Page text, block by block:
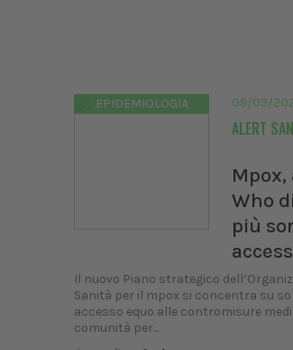
EPIDEMIOLOGIA 09/09/
ALERT
Mpox,
Who
più
Il nuovo Piano strategico
Sanità per il mpox si concentra su
accesso equo alle contromisure
comunità per...